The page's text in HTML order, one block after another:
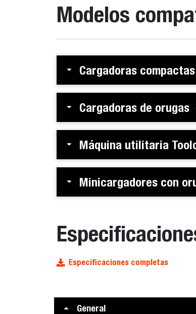
Modelos
Cargadoras compactas
Cargadoras de orugas
Máquina utilitaria
Minicargadores con
Especificaciones completas
General